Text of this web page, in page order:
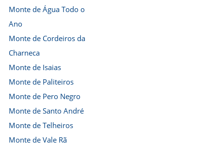
Monte de Água Todo o
Ano
Monte de Cordeiros da
Charneca
Monte de Isaias
Monte de Paliteiros
Monte de Pero Negro
Monte de Santo André
Monte de Telheiros
Monte de Vale Rã